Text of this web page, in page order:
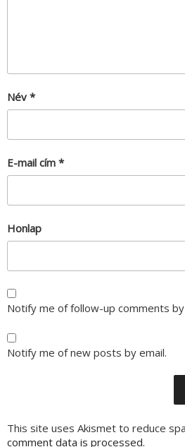
Név *
E-mail cím *
Honlap
Notify me of follow-up comments by
Notify me of new posts by email.
This site uses Akismet to reduce
comment data is processed.